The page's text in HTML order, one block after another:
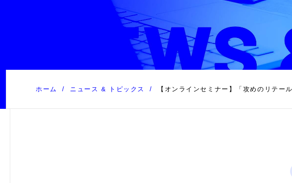
建設業界特化型ERP 「imforce Arch®」
決済サービスインテグレーション
商業施設テ
食品・飲料
フォーム 「
DX推進の取
ホーム ニュース & トピックス 【オンラインセミナー】「攻めのリテー